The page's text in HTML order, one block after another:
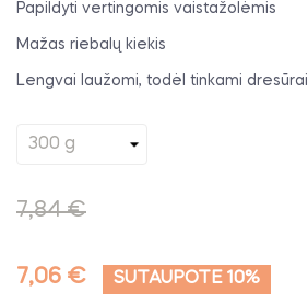
Papildyti vertingomis vaistažolėmis
Mažas riebalų kiekis
Lengvai laužomi, todėl tinkami dresūrai
7,84 €
7,06 € SUTAUPOTE 10%